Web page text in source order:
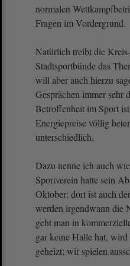
normalen
Fragen im Vordergrund.
Natürlich treibt die
Stadtsportbünde das
will aber auch hierzu
Gesprächen immer
Betroffenheit im Sport
Energiepreise völlig
unterschiedlich.
Dazu nenne ich auch
Sportverein hatte sein
Oktober; dort ist auch
werden irgendwann die
geht man in
gar keine Halle hat,
geheizt; wir spielen